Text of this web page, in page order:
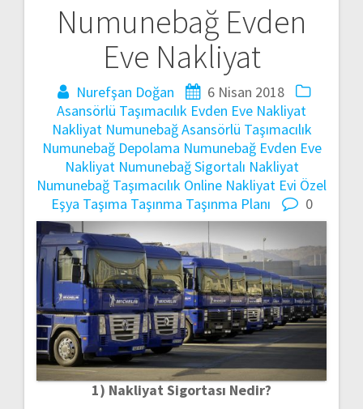
Numunebağ Evden
Eve Nakliyat
Nurefşan Doğan
6 Nisan 2018
Asansörlü Taşımacılık Evden Eve Nakliyat
Nakliyat Numunebağ Asansörlü Taşımacılık
Numunebağ Depolama Numunebağ Evden Eve
Nakliyat Numunebağ Sigortalı Nakliyat
Numunebağ Taşımacılık Online Nakliyat Evi Özel
Eşya Taşıma Taşınma Taşınma Planı 0
1) Nakliyat Sigortası Nedir?
Yazı
gezinmesi